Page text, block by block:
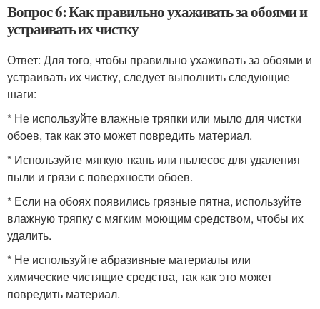
Вопрос 6: Как правильно ухаживать за обоями и
устраивать их чистку
Ответ: Для того, чтобы правильно ухаживать за обоями и
устраивать их чистку, следует выполнить следующие
шаги:
* Не используйте влажные тряпки или мыло для чистки
обоев, так как это может повредить материал.
* Используйте мягкую ткань или пылесос для удаления
пыли и грязи с поверхности обоев.
* Если на обоях появились грязные пятна, используйте
влажную тряпку с мягким моющим средством, чтобы их
удалить.
* Не используйте абразивные материалы или
химические чистящие средства, так как это может
повредить материал.